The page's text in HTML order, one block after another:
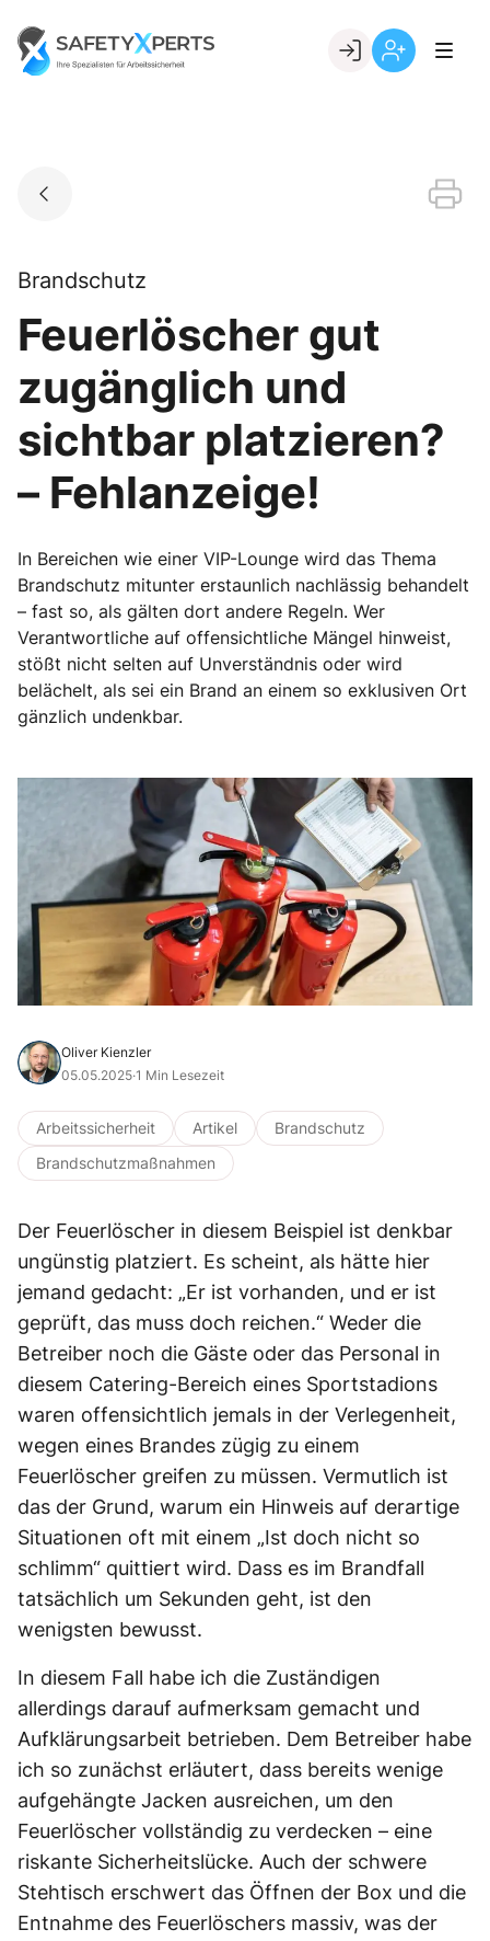
content
Go to landing page.
Brandschutz
Feuerlöscher gut
zugänglich und
sichtbar platzieren?
– Fehlanzeige!
In Bereichen wie einer VIP-Lounge wird das Thema
Brandschutz mitunter erstaunlich nachlässig behandelt
– fast so, als gälten dort andere Regeln. Wer
Verantwortliche auf offensichtliche Mängel hinweist,
stößt nicht selten auf Unverständnis oder wird
belächelt, als sei ein Brand an einem so exklusiven Ort
gänzlich undenkbar.
Oliver Kienzler
05.05.2025·1 Min Lesezeit
Arbeitssicherheit Artikel
Brandschutz
Brandschutzmaßnahmen
Der Feuerlöscher in diesem Beispiel ist denkbar
ungünstig platziert. Es scheint, als hätte hier
jemand gedacht: „Er ist vorhanden, und er ist
geprüft, das muss doch reichen.“ Weder die
Betreiber noch die Gäste oder das Personal in
diesem Catering-Bereich eines Sportstadions
waren offensichtlich jemals in der Verlegenheit,
wegen eines Brandes zügig zu einem
Feuerlöscher greifen zu müssen. Vermutlich ist
das der Grund, warum ein Hinweis auf derartige
Situationen oft mit einem „Ist doch nicht so
schlimm“ quittiert wird. Dass es im Brandfall
tatsächlich um Sekunden geht, ist den
wenigsten bewusst.
In diesem Fall habe ich die Zuständigen
allerdings darauf aufmerksam gemacht und
Aufklärungsarbeit betrieben. Dem Betreiber habe
ich so zunächst erläutert, dass bereits wenige
aufgehängte Jacken ausreichen, um den
Feuerlöscher vollständig zu verdecken – eine
riskante Sicherheitslücke. Auch der schwere
Stehtisch erschwert das Öffnen der Box und die
Entnahme des Feuerlöschers massiv, was der